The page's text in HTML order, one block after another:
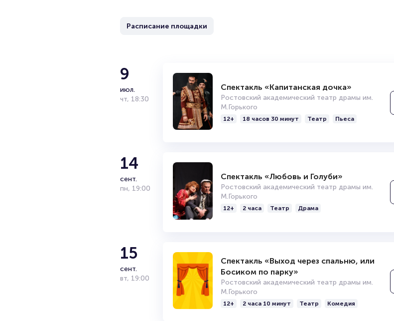
Расписание площадки
9
июл.
чт, 18:30
Спектакль «Капитанская дочка»
Ростовский академический театр драмы им.
М.Горького
12+ 18 часов 30 минут Театр Пьеса
14
сент.
пн, 19:00
Спектакль «Любовь и Голуби»
Ростовский академический театр драмы им.
М.Горького
12+ 2 часа Театр Драма
15
сент.
вт, 19:00
Спектакль «Выход через спальню, или
Босиком по парку»
Ростовский академический театр драмы им.
М.Горького
12+ 2 часа 10 минут Театр Комедия